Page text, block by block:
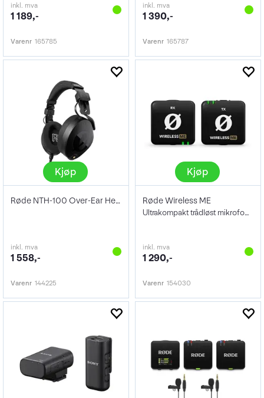
inkl. mva
1 189,-
Varenr 165785
inkl. mva
1 390,-
Varenr 165787
Kjøp
Røde NTH-100 Over-Ear Headphones
inkl. mva
1 558,-
Varenr 144225
Kjøp
Røde Wireless ME
Ultrakompakt trådløst mikrofonsystem
inkl. mva
1 290,-
Varenr 154030